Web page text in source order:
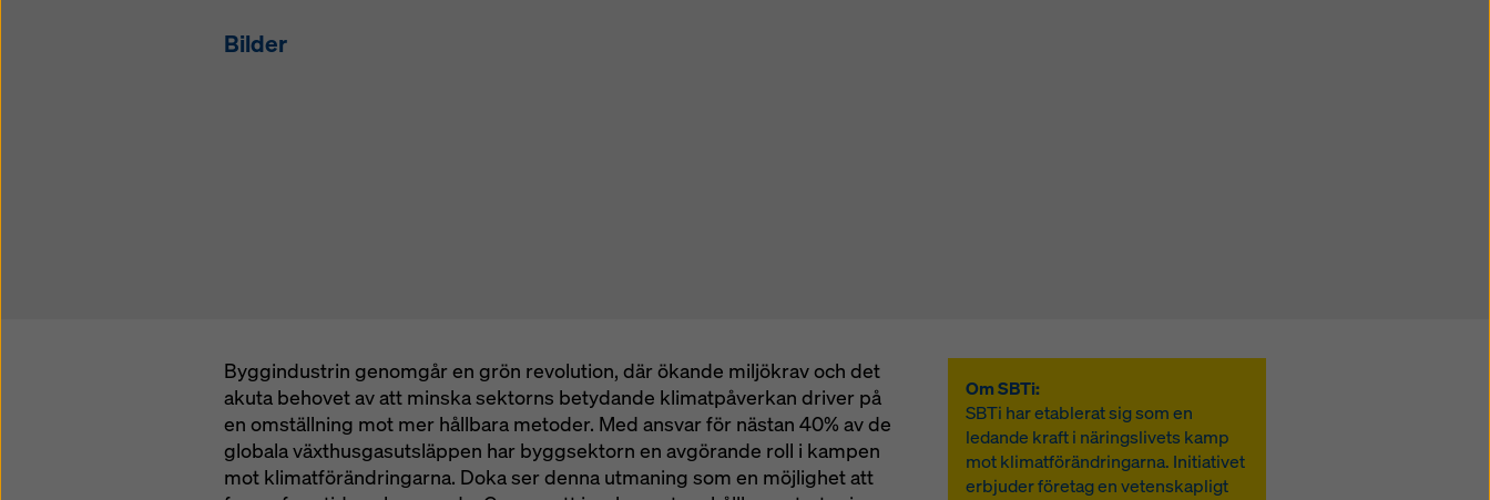
Bilder
Byggindustrin genomgår en grön revolution, där ökande miljökrav och det
akuta behovet av att minska sektorns betydande klimatpåverkan driver på
en omställning mot mer hållbara metoder. Med ansvar för nästan 40% av de
globala växthusgasutsläppen har byggsektorn en avgörande roll i kampen
mot klimatförändringarna. Doka ser denna utmaning som en möjlighet att
Om SBTi:
SBTi har etablerat sig som en
ledande kraft i näringslivets kamp
mot klimatförändringarna. Initiativet
erbjuder företag en vetenskapligt